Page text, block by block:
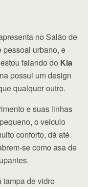
no Salão de
pessoal urbano, e
falando do Kia
possui um design
qualquer outro.
e suas linhas
o veiculo
conforto, dá até
se como asa de
tampa de vidro